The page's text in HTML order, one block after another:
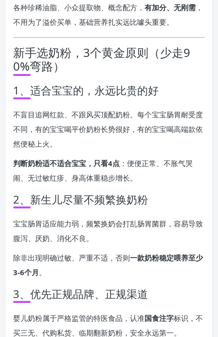
各种珍稀油脂、小众提取物、概念配方， 有加分、无刚需 ，
不用为了溢价买单，基础营养扎实远比噱头重要。
新手选奶粉，3个黄金原则（少走9
0%弯路）
1、适合宝宝的，永远比贵的好
不盲目追网红款、不跟风买顶配奶粉。每个宝宝肠胃耐受度
不同，有的宝宝喝平价奶粉长势很好，有的宝宝喝高端款依
然便秘上火。
判断奶粉适不适合宝宝，只看4点 ：便便正常、不胀气哭
闹、无过敏红疹、身高体重稳步增长。
2、新生儿尽量不频繁换奶粉
宝宝肠胃适应能力弱，频繁换奶会打乱肠胃菌群，容易导致
腹泻、厌奶、消化不良。
除非出现明确过敏、严重不适，否则一款奶粉稳定喂养至少
3-6个月。
3、优先正规品牌、正规渠道
婴儿奶粉属于严格监管的特医食品，认准国食注字标识，不
买三无、代购私货、临期翻新奶粉，安全永远第一。